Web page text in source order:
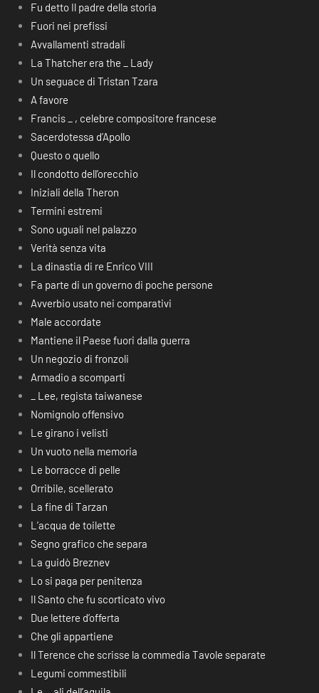
Fu detto Il padre della storia
Fuori nei prefissi
Avvallamenti stradali
La Thatcher era the _ Lady
Un seguace di Tristan Tzara
A favore
Francis _ , celebre compositore francese
Sacerdotessa d’Apollo
Questo o quello
Il condotto dell’orecchio
Iniziali della Theron
Termini estremi
Sono uguali nel palazzo
Verità senza vita
La dinastia di re Enrico VIII
Fa parte di un governo di poche persone
Avverbio usato nei comparativi
Male accordate
Mantiene il Paese fuori dalla guerra
Un negozio di fronzoli
Armadio a scomparti
_ Lee, regista taiwanese
Nomignolo offensivo
Le girano i velisti
Un vuoto nella memoria
Le borracce di pelle
Orribile, scellerato
La fine di Tarzan
L’acqua de toilette
Segno grafico che separa
La guidò Breznev
Lo si paga per penitenza
Il Santo che fu scorticato vivo
Due lettere d’offerta
Che gli appartiene
Il Terence che scrisse la commedia Tavole separate
Legumi commestibili